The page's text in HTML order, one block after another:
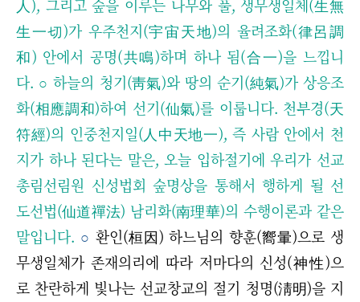
人), 그리고 숲을 이루는 나무와 풀, 생무생일체(生無
生一切)가 우주천지(宇宙天地)의 율려조화(律呂調
和) 안에서 공명(共鳴)하며 하나 됨(合一)을 느낍니
다. ○ 하늘의 청기(靑氣)와 땅의 순기(純氣)가 상응조
화(相應調和)하여 선기(仙氣)를 이룹니다. 천부경(天
符經)의 인중천지일(人中天地一), 즉 사람 안에서 천
지가 하나 된다는 말은, 오늘 입하절기에 우리가 선교
총림선림원 신성법회 숲명상을 통해서 행하게 될 선
도선법(仙道禪法) 남리화(南理華)의 수행이론과 같은
말입니다. ○ 환인(桓因) 하느님의 향훈(嚮暈)으로 생
무생일체가 존재의리에 따라 저마다의 신성(神性)으
로 찬란하게 빛나는 선교창교의 절기 청명(淸明)을 지